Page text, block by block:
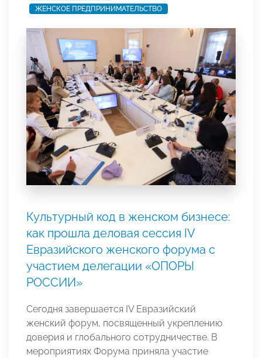
ЖЕНСКОЕ ПРЕДПРИНИМАТЕЛЬСТВО
Культурный код в женском бизнесе:
как прошла деловая сессия IV
Евразийского женского форума с
участием делегации «ОПОРЫ
РОССИИ»
Сегодня завершается IV Евразийский
женский форум, посвященный укреплению
доверия и глобального сотрудничестве. В
мероприятиях Форума приняла участие